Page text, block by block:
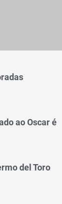
ao Oscar é
del Toro